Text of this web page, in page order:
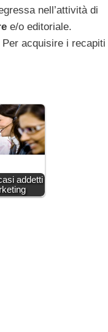
nell’attività di
e/o editoriale.
acquisire i recapiti
addetti